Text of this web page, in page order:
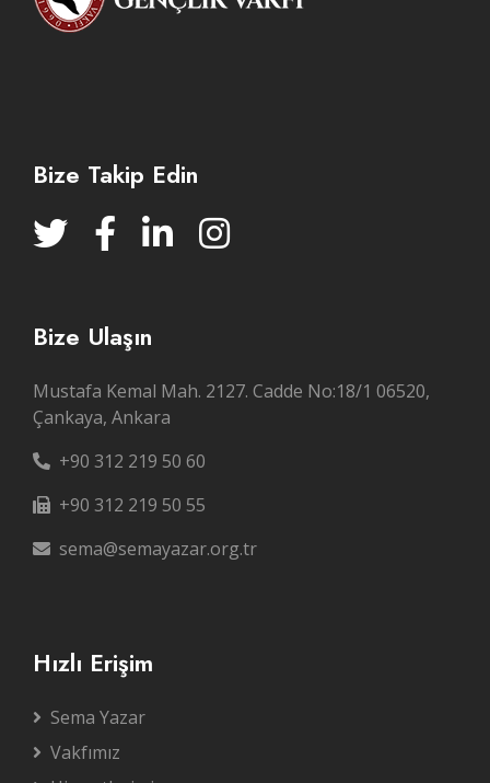
Bize Takip Edin
Bize Ulaşın
Mustafa Kemal Mah. 2127. Cadde No:18/1 06520,
Çankaya, Ankara
+90 312 219 50 60
+90 312 219 50 55
sema@semayazar.org.tr
Hızlı Erişim
Sema Yazar
Vakfımız